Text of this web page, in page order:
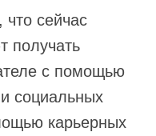
что сейчас
получать
с помощью
социальных
карьерных